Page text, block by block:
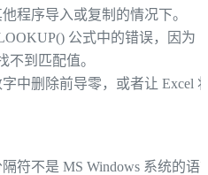
程序导入或复制的情况下。
公式中的错误，因为
不到匹配值。
中删除前导零，或者让 Excel
符不是 MS Windows 系统的语